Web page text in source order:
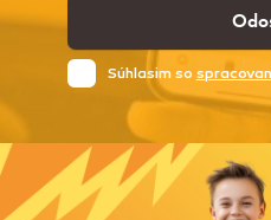
Súhlasim so